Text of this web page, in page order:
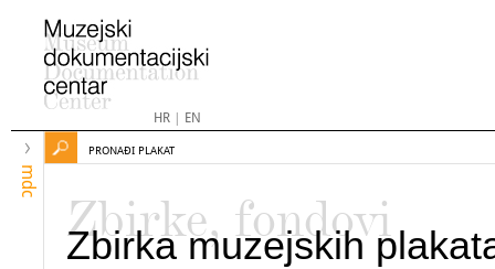
HR| EN
mdc
PRONAĐI PLAKAT
Zbirke, fondovi
Zbirka muzejskih